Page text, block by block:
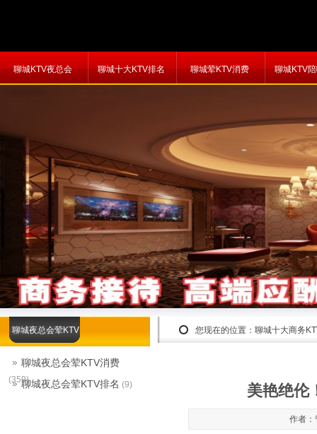
聊城KTV夜总会 聊城十大KTV排名 聊城荤KTV消费 聊城KTV
您现在的位置： 聊城十大商务
美艳绝伦
作者
聊城夜总会荤KTV
聊城夜总会荤KTV消费
(359)聊城夜总会荤KTV排名 (9)